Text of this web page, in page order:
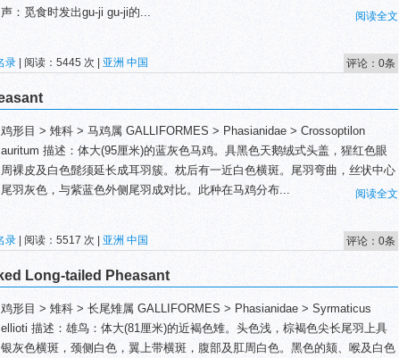
声：觅食时发出gu-ji gu-ji的...
阅读全文
录 | 阅读：5445 次 | 亚洲 中国 评论：0条
鸡形目 > 雉科 > 马鸡属 GALLIFORMES > Phasianidae > Crossoptilon
auritum 描述：体大(95厘米)的蓝灰色马鸡。具黑色天鹅绒式头盖，猩红色眼
周裸皮及白色髭须延长成耳羽簇。枕后有一近白色横斑。尾羽弯曲，丝状中心
尾羽灰色，与紫蓝色外侧尾羽成对比。此种在马鸡分布...
阅读全文
录 | 阅读：5517 次 | 亚洲 中国 评论：0条
Long-tailed Pheasant
鸡形目 > 雉科 > 长尾雉属 GALLIFORMES > Phasianidae > Syrmaticus
ellioti 描述：雄鸟：体大(81厘米)的近褐色雉。头色浅，棕褐色尖长尾羽上具
银灰色横斑，颈侧白色，翼上带横斑，腹部及肛周白色。黑色的颏、喉及白色